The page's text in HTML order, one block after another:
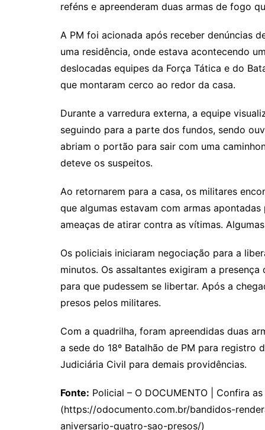
reféns e apreenderam duas armas de fogo
A PM foi acionada após receber denúncias
uma residência, onde estava acontecendo
deslocadas equipes da Força Tática e do
que montaram cerco ao redor da casa.
Durante a varredura externa, a equipe
seguindo para a parte dos fundos, sendo
abriam o portão para sair com uma
deteve os suspeitos.
Ao retornarem para a casa, os militares
que algumas estavam com armas
ameaças de atirar contra as vítimas.
Os policiais iniciaram negociação para a
minutos. Os assaltantes exigiram a
para que pudessem se libertar. Após a
presos pelos militares.
Com a quadrilha, foram apreendidas duas
a sede do 18º Batalhão de PM para registro
Judiciária Civil para demais providências.
Fonte: Policial – O DOCUMENTO | Confira
(https://odocumento.com.br/bandidos-
aniversario-quatro-sao-presos/)